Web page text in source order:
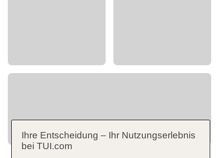
Ihre Entscheidung – Ihr Nutzungserlebnis
bei TUI.com